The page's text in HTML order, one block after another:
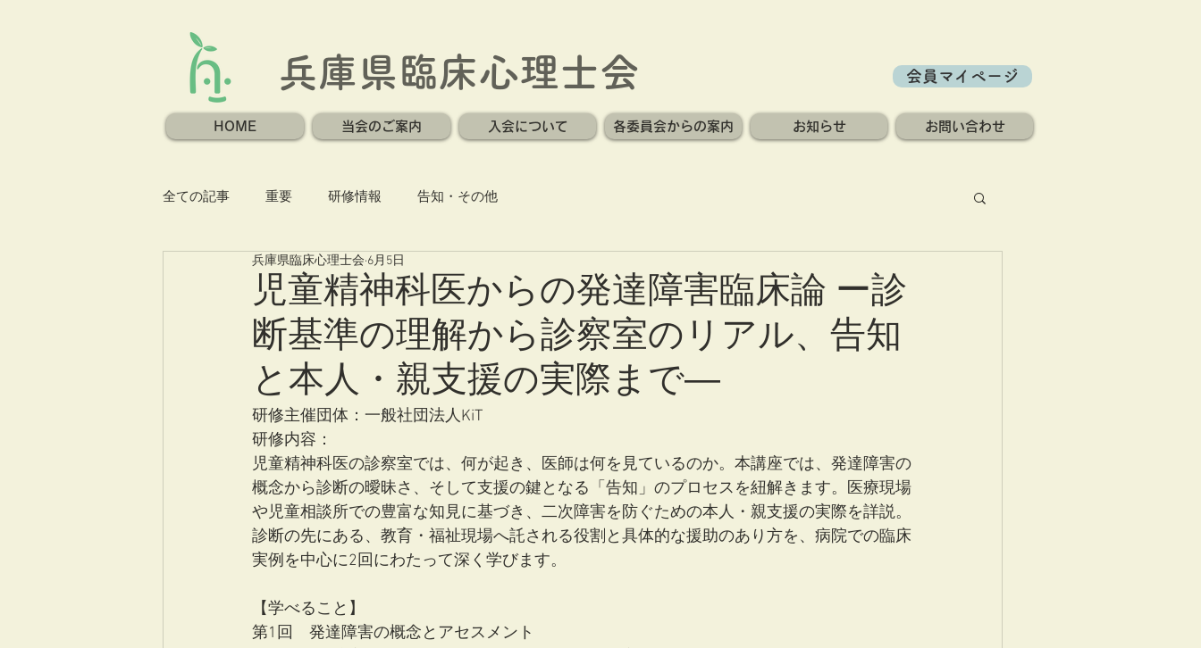
兵庫県臨床心理士会 会員マイページ
HOME 当会のご案内 入会について 各委員会からの案内 お知らせ お問い合わせ
全ての記事 重要 研修情報 告知・その他
児童精神科医からの発達障害臨床論 ー診
断基準の理解から診察室のリアル、告知
と本人・親支援の実際まで―
兵庫県臨床心理士会 6月5日
研修主催団体：一般社団法人KiT
研修内容：
児童精神科医の診察室では、何が起き、医師は何を見ているのか。本講座では、発達障害の
概念から診断の曖昧さ、そして支援の鍵となる「告知」のプロセスを紐解きます。医療現場
や児童相談所での豊富な知見に基づき、二次障害を防ぐための本人・親支援の実際を詳説。
診断の先にある、教育・福祉現場へ託される役割と具体的な援助のあり方を、病院での臨床
実例を中心に2回にわたって深く学びます。
【学べること】
第1回　発達障害の概念とアセスメント